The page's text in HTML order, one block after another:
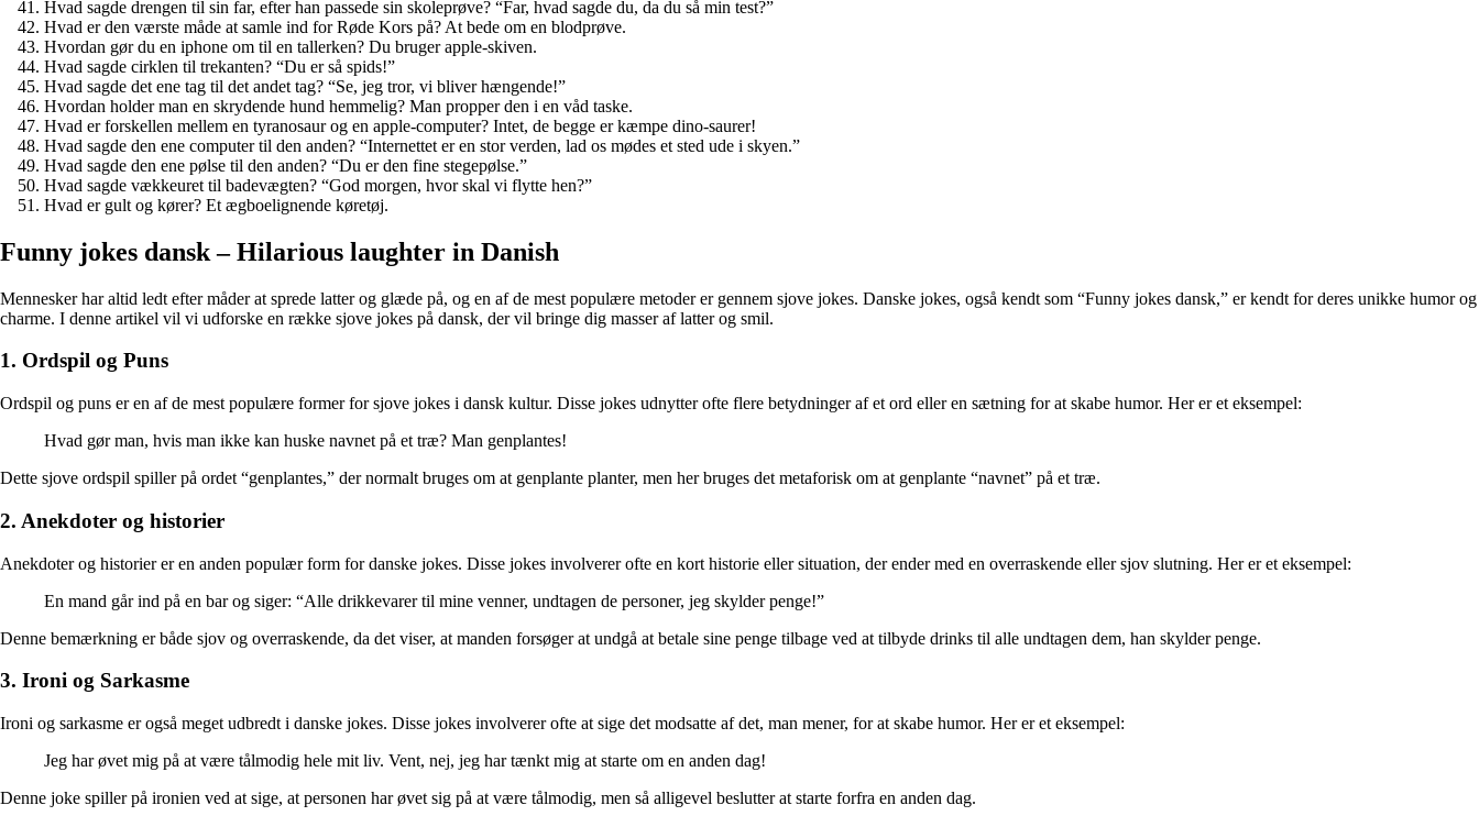
Hvad sagde drengen til sin far, efter han passede sin skoleprøve? “Far, hvad sagde du, da du så min test?”
Hvad er den værste måde at samle ind for Røde Kors på? At bede om en blodprøve.
Hvordan gør du en iphone om til en tallerken? Du bruger apple-skiven.
Hvad sagde cirklen til trekanten? “Du er så spids!”
Hvad sagde det ene tag til det andet tag? “Se, jeg tror, vi bliver hængende!”
Hvordan holder man en skrydende hund hemmelig? Man propper den i en våd taske.
Hvad er forskellen mellem en tyranosaur og en apple-computer? Intet, de begge er kæmpe dino-saurer!
Hvad sagde den ene computer til den anden? “Internettet er en stor verden, lad os mødes et sted ude i skyen.”
Hvad sagde den ene pølse til den anden? “Du er den fine stegepølse.”
Hvad sagde vækkeuret til badevægten? “God morgen, hvor skal vi flytte hen?”
Hvad er gult og kører? Et ægboelignende køretøj.
Funny jokes dansk – Hilarious laughter in Danish
Mennesker har altid ledt efter måder at sprede latter og glæde på, og en af ​​de mest populære metoder er gennem sjove jokes. Danske jokes, også kendt som “Funny jokes dansk,” er kendt for deres unikke humor og
charme. I denne artikel vil vi udforske en række sjove jokes på dansk, der vil bringe dig masser af latter og smil.
1. Ordspil og Puns
Ordspil og puns er en af ​​de mest populære former for sjove jokes i dansk kultur. Disse jokes udnytter ofte flere betydninger af et ord eller en sætning for at skabe humor. Her er et eksempel:
Hvad gør man, hvis man ikke kan huske navnet på et træ? Man genplantes!
Dette sjove ordspil spiller på ordet “genplantes,” der normalt bruges om at genplante planter, men her bruges det metaforisk om at genplante “navnet” på et træ.
2. Anekdoter og historier
Anekdoter og historier er en anden populær form for danske jokes. Disse jokes involverer ofte en kort historie eller situation, der ender med en overraskende eller sjov slutning. Her er et eksempel:
En mand går ind på en bar og siger: “Alle drikkevarer til mine venner, undtagen de personer, jeg skylder penge!”
Denne bemærkning er både sjov og overraskende, da det viser, at manden forsøger at undgå at betale sine penge tilbage ved at tilbyde drinks til alle undtagen dem, han skylder penge.
3. Ironi og Sarkasme
Ironi og sarkasme er også meget udbredt i danske jokes. Disse jokes involverer ofte at sige det modsatte af det, man mener, for at skabe humor. Her er et eksempel:
Jeg har øvet mig på at være tålmodig hele mit liv. Vent, nej, jeg har tænkt mig at starte om en anden dag!
Denne joke spiller på ironien ved at sige, at personen har øvet sig på at være tålmodig, men så alligevel beslutter at starte forfra en anden dag.